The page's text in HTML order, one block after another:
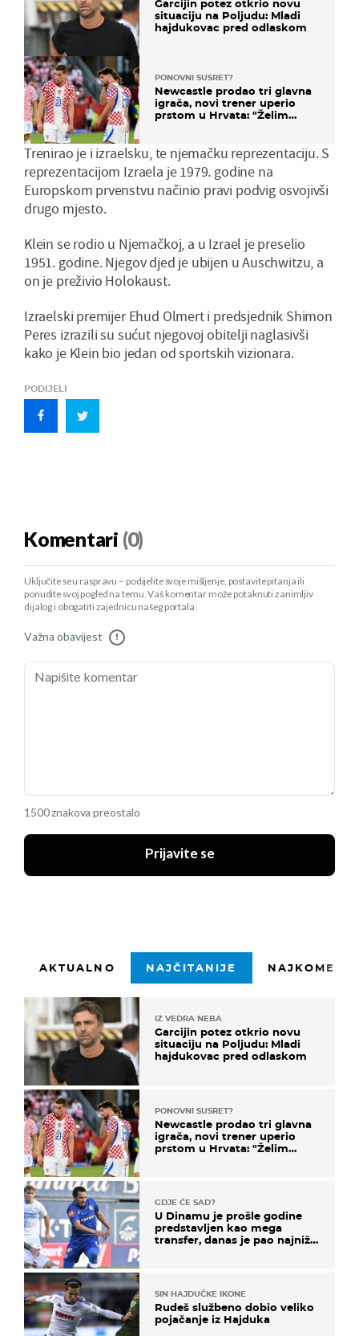
Garcijin potez otkrio novu
situaciju na Poljudu: Mladi
hajdukovac pred odlaskom
PONOVNI SUSRET?
Newcastle prodao tri glavna
igrača, novi trener uperio
prstom u Hrvata: "Želim
Trenirao je i izraelsku, te njemačku reprezentaciju. S
reprezentacijom Izraela je 1979. godine na
Europskom prvenstvu načinio pravi podvig osvojivši
drugo mjesto.
Klein se rodio u Njemačkoj, a u Izrael je preselio
1951. godine. Njegov djed je ubijen u Auschwitzu, a
on je preživio Holokaust.
Izraelski premijer Ehud Olmert i predsjednik Shimon
Peres izrazili su sućut njegovoj obitelji naglasivši
kako je Klein bio jedan od sportskih vizionara.
PODIJELI
Komentari (0)
Uključite se u raspravu – podijelite svoje mišljenje, postavite pitanja ili
ponudite svoj pogled na temu. Vaš komentar može potaknuti zanimljiv
dijalog i obogatiti zajednicu našeg portala.
Važna obavijest !
1500 znakova preostalo
Prijavite se
AKTUALNO NAJČITANIJE
IZ VEDRA NEBA
Garcijin potez otkrio novu
situaciju na Poljudu: Mladi
hajdukovac pred odlaskom
PONOVNI SUSRET?
Newcastle prodao tri glavna
igrača, novi trener uperio
prstom u Hrvata: "Želim
GDJE ĆE SAD?
U Dinamu je prošle godine
predstavljen kao mega
transfer, danas je pao najniže
SIN HAJDUČKE IKONE
Rudeš službeno dobio veliko
pojačanje iz Hajduka